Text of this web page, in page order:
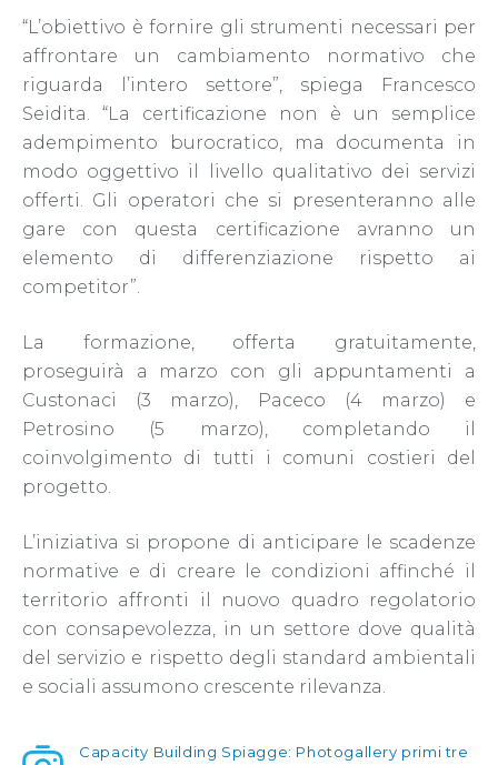
“L’obiettivo è fornire gli strumenti necessari per
affrontare un cambiamento normativo che
riguarda l’intero settore”, spiega Francesco
Seidita. “La certificazione non è un semplice
adempimento burocratico, ma documenta in
modo oggettivo il livello qualitativo dei servizi
offerti. Gli operatori che si presenteranno alle
gare con questa certificazione avranno un
elemento di differenziazione rispetto ai
competitor”.
La formazione, offerta gratuitamente,
proseguirà a marzo con gli appuntamenti a
Custonaci (3 marzo), Paceco (4 marzo) e
Petrosino (5 marzo), completando il
coinvolgimento di tutti i comuni costieri del
progetto.
L’iniziativa si propone di anticipare le scadenze
normative e di creare le condizioni affinché il
territorio affronti il nuovo quadro regolatorio
con consapevolezza, in un settore dove qualità
del servizio e rispetto degli standard ambientali
e sociali assumono crescente rilevanza.
Capacity Building Spiagge: Photogallery primi tre